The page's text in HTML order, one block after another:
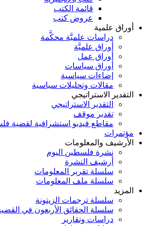
قائمة الكتب
عروض كتب
أوراق علمية
دراسات علميَّة محكَّمة
أوراق علميَّة
أوراق عمل
أوراق سياسات
إضاءات سياسية
مقالات وتحليلات سياسية
التقدير الاستراتيجي
التقدير الاستراتيجي
تقدير موقف
مقاطع فيديو استشرافية لقضية
مؤتمرات
الأرشيف والمعلومات
نشرة فلسطين اليوم
أرشيف النشرة
سلسلة تقرير المعلومات
سلسلة ملف المعلومات
المزيد
سلسلة ترجمات الزيتونة
سلسلة الحقائق الأربعون في
دراسات وتقارير